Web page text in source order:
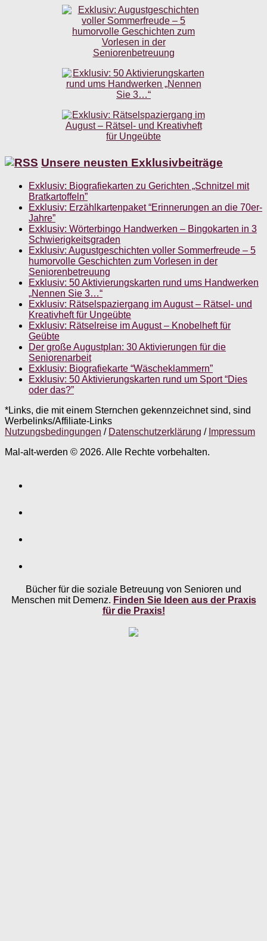
Unsere neusten Exklusivbeiträge
Exklusiv: Biografiekarten zu Gerichten „Schnitzel mit
Bratkartoffeln”
Exklusiv: Erzählkartenpaket “Erinnerungen an die 70er-
Jahre”
Exklusiv: Wörterbingo Handwerken – Bingokarten in 3
Schwierigkeitsgraden
Exklusiv: Augustgeschichten voller Sommerfreude – 5
humorvolle Geschichten zum Vorlesen in der
Seniorenbetreuung
Exklusiv: 50 Aktivierungskarten rund ums Handwerken
„Nennen Sie 3…“
Exklusiv: Rätselspaziergang im August – Rätsel- und
Kreativheft für Ungeübte
Exklusiv: Rätselreise im August – Knobelheft für
Geübte
Der große Augustplan: 30 Aktivierungen für die
Seniorenarbeit
Exklusiv: Biografiekarte “Wäscheklammern”
Exklusiv: 50 Aktivierungskarten rund um Sport “Dies
oder das?”
*Links, die mit einem Sternchen gekennzeichnet sind, sind
Werbelinks/Affiliate-Links
Nutzungsbedingungen / Datenschutzerklärung / Impressum
Mal-alt-werden © 2026. Alle Rechte vorbehalten.
Bücher für die soziale Betreuung von Senioren und
Menschen mit Demenz. Finden Sie Ideen aus der Praxis
für die Praxis!